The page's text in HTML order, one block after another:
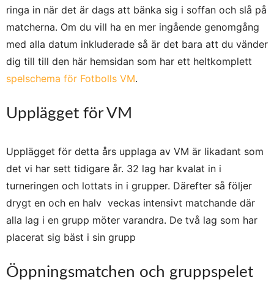
ringa in när det är dags att bänka sig i soffan och slå på
matcherna. Om du vill ha en mer ingående genomgång
med alla datum inkluderade så är det bara att du vänder
dig till till den här hemsidan som har ett heltkomplett
spelschema för Fotbolls VM.
Upplägget för VM
Upplägget för detta års upplaga av VM är likadant som
det vi har sett tidigare år. 32 lag har kvalat in i
turneringen och lottats in i grupper. Därefter så följer
drygt en och en halv veckas intensivt matchande där
alla lag i en grupp möter varandra. De två lag som har
placerat sig bäst i sin grupp
Öppningsmatchen och gruppspelet